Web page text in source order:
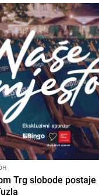
Trg slobode postaje